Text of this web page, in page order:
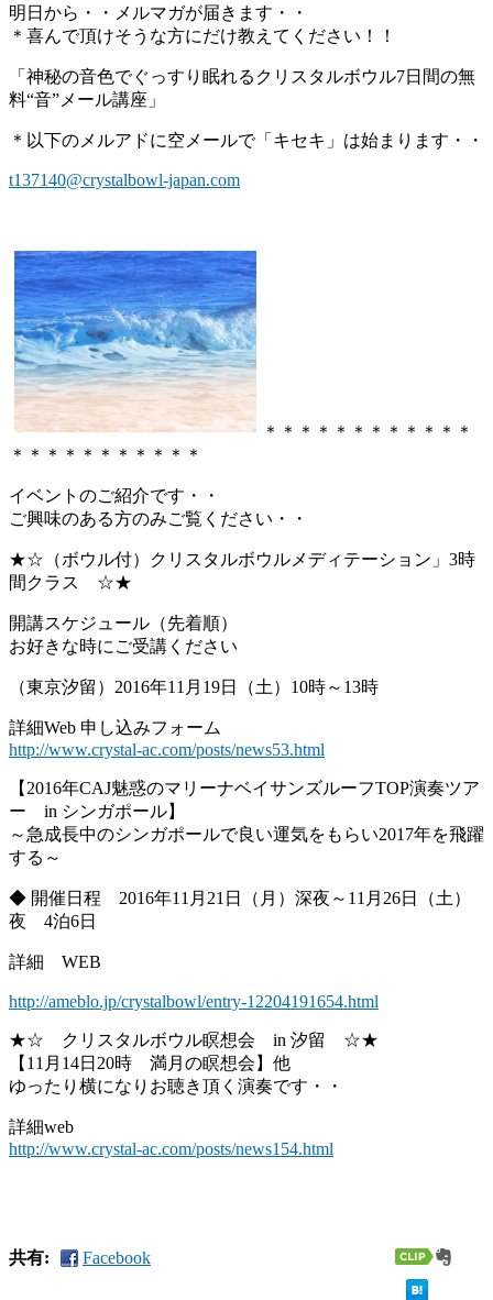
明日から・・メルマガが届きます・・
＊喜んで頂けそうな方にだけ教えてください！！
「神秘の音色でぐっすり眠れるクリスタルボウル7日間の無
料“音”メール講座」
＊以下のメルアドに空メールで「キセキ」は始まります・・
t137140@crystalbowl-japan.com
＊＊＊＊＊＊＊＊＊＊＊＊
＊＊＊＊＊＊＊＊＊＊＊
イベントのご紹介です・・
ご興味のある方のみご覧ください・・
★☆（ボウル付）クリスタルボウルメディテーション」3時
間クラス ☆★
開講スケジュール（先着順）
お好きな時にご受講ください
（東京汐留）2016年11月19日（土）10時～13時
詳細Web 申し込みフォーム
http://www.crystal-ac.com/posts/news53.html
【2016年CAJ魅惑のマリーナベイサンズルーフTOP演奏ツア
ー in シンガポール】
～急成長中のシンガポールで良い運気をもらい2017年を飛躍
する～
◆ 開催日程 2016年11月21日（月）深夜～11月26日（土）
夜 4泊6日
詳細 WEB
http://ameblo.jp/crystalbowl/entry-12204191654.html
★☆ クリスタルボウル瞑想会 in 汐留 ☆★
【11月14日20時 満月の瞑想会】他
ゆったり横になりお聴き頂く演奏です・・
詳細web
http://www.crystal-ac.com/posts/news154.html
共有: Facebook